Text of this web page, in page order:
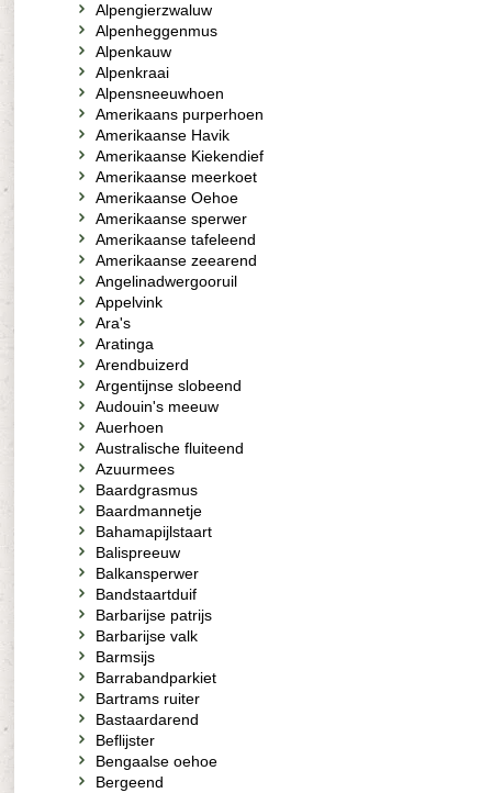
Alpengierzwaluw
Alpenheggenmus
Alpenkauw
Alpenkraai
Alpensneeuwhoen
Amerikaans purperhoen
Amerikaanse Havik
Amerikaanse Kiekendief
Amerikaanse meerkoet
Amerikaanse Oehoe
Amerikaanse sperwer
Amerikaanse tafeleend
Amerikaanse zeearend
Angelinadwergooruil
Appelvink
Ara's
Aratinga
Arendbuizerd
Argentijnse slobeend
Audouin's meeuw
Auerhoen
Australische fluiteend
Azuurmees
Baardgrasmus
Baardmannetje
Bahamapijlstaart
Balispreeuw
Balkansperwer
Bandstaartduif
Barbarijse patrijs
Barbarijse valk
Barmsijs
Barrabandparkiet
Bartrams ruiter
Bastaardarend
Beflijster
Bengaalse oehoe
Bergeend